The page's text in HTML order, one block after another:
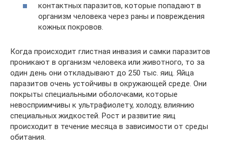
контактных паразитов, которые попадают в
организм человека через раны и повреждения
кожных покровов.
Когда происходит глистная инвазия и самки паразитов
проникают в организм человека или животного, то за
один день они откладывают до 250 тыс. яиц. Яйца
паразитов очень устойчивы в окружающей среде. Они
покрыты специальными оболочками, которые
невосприимчивы к ультрафиолету, холоду, влиянию
специальных жидкостей. Рост и развитие яиц
происходит в течение месяца в зависимости от среды
обитания.